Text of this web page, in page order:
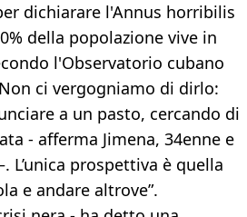
dichiarare l'Annus horribilis
della popolazione vive in
l'Observatorio cubano
ci vergogniamo di dirlo:
a un pasto, cercando di
- afferma Jimena, 34enne e
L’unica prospettiva è quella
e andare altrove”.